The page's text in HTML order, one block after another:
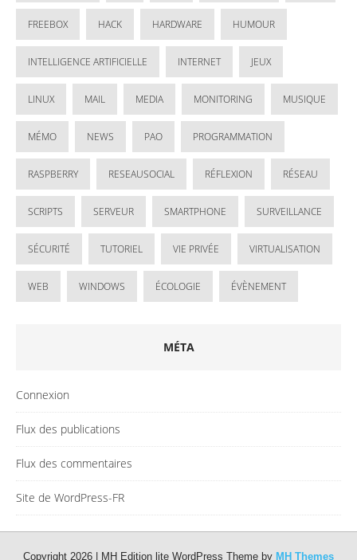
FREEBOX HACK HARDWARE HUMOUR
INTELLIGENCE ARTIFICIELLE INTERNET JEUX
LINUX MAIL MEDIA MONITORING MUSIQUE
MÉMO NEWS PAO PROGRAMMATION
RASPBERRY RESEAUSOCIAL RÉFLEXION RÉSEAU
SCRIPTS SERVEUR SMARTPHONE SURVEILLANCE
SÉCURITÉ TUTORIEL VIE PRIVÉE VIRTUALISATION
WEB WINDOWS ÉCOLOGIE ÉVÈNEMENT
MÉTA
Connexion
Flux des publications
Flux des commentaires
Site de WordPress-FR
Copyright 2026 | MH Edition lite WordPress Theme by MH Themes